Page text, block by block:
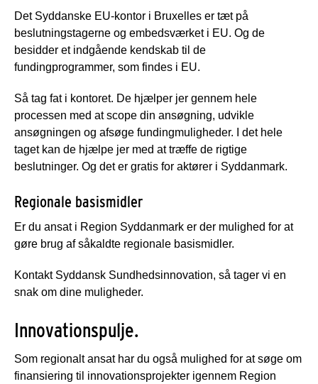
Det Syddanske EU-kontor i Bruxelles er tæt på
beslutningstagerne og embedsværket i EU. Og de
besidder et indgående kendskab til de
fundingprogrammer, som findes i EU.
Så tag fat i kontoret. De hjælper jer gennem hele
processen med at scope din ansøgning, udvikle
ansøgningen og afsøge fundingmuligheder. I det hele
taget kan de hjælpe jer med at træffe de rigtige
beslutninger. Og det er gratis for aktører i Syddanmark.
Regionale basismidler
Er du ansat i Region Syddanmark er der mulighed for at
gøre brug af såkaldte regionale basismidler.
Kontakt Syddansk Sundhedsinnovation, så tager vi en
snak om dine muligheder.
Innovationspulje.
Som regionalt ansat har du også mulighed for at søge om
finansiering til innovationsprojekter igennem Region